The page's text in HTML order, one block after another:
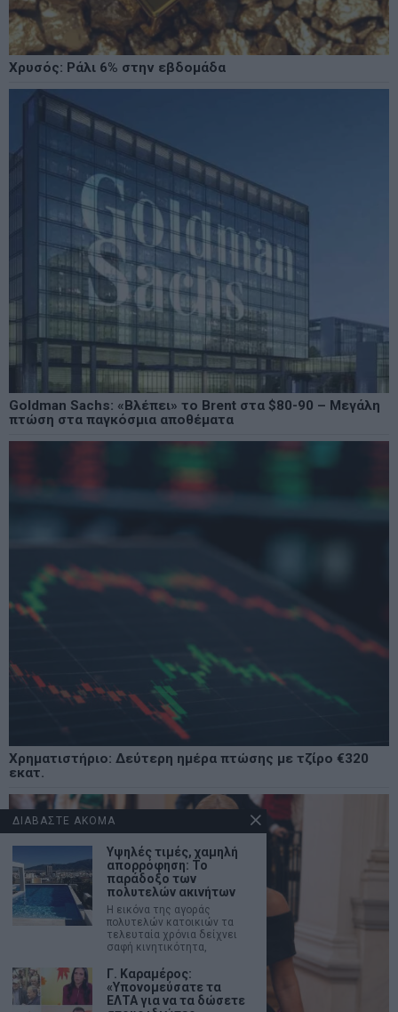
Χρυσός: Ράλι 6% στην εβδομάδα
Goldman Sachs: «Βλέπει» το Brent στα $80-90 – Μεγάλη
πτώση στα παγκόσμια αποθέματα
Χρηματιστήριο: Δεύτερη ημέρα πτώσης με τζίρο €320
εκατ.
ΔΙΑΒΑΣΤΕ ΑΚΟΜΑ
Υψηλές τιμές, χαμηλή
απορρόφηση: Το
παράδοξο των
πολυτελών ακινήτων
Η εικόνα της αγοράς
πολυτελών κατοικιών τα
τελευταία χρόνια δείχνει
σαφή κινητικότητα,
Γ. Καραμέρος:
«Υπονομεύσατε τα
ΕΛΤΑ για να τα δώσετε